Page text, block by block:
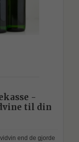
-
til din
end de gjorde